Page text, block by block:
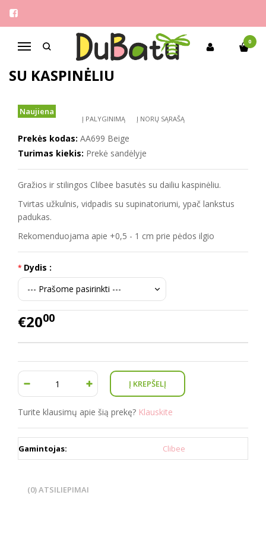
Navigacija
0
Pagrindinis
Clibee 21-26 stilingos basutės su kaspinėliu
CLIBEE 21-26 STILINGOS BASUTĖS
SU KASPINĖLIU
Naujiena
Į PALYGINIMĄ Į NORŲ SĄRAŠĄ
Prekės kodas: AA699 Beige
Turimas kiekis: Prekė sandėlyje
Gražios ir stilingos Clibee basutės su dailiu kaspinėliu.
Tvirtas užkulnis, vidpadis su supinatoriumi, ypač lankstus
padukas.
Rekomenduojama apie +0,5 - 1 cm prie pėdos ilgio
Dydis :
€2000
Turite klausimų apie šią prekę? Klauskite
Gamintojas: Clibee
(0) ATSILIEPIMAI